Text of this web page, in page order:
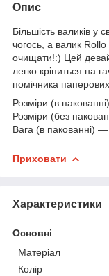
Опис
Більшість валиків у
чогось, а валик
очищати!:) Цей
легко кріпиться на
помічника
Розміри (в
Розміри (без
Вага (в пакованні) —
Приховати
Характеристики
Основні
Матеріал
Колір